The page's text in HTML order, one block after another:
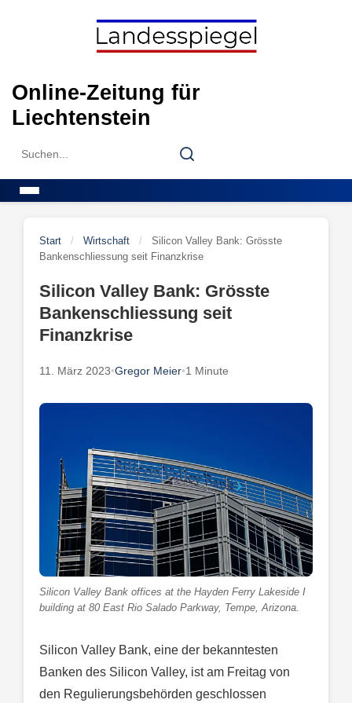
Online-Zeitung für
Liechtenstein
Search
Search
Start / Wirtschaft /
Silicon Valley Bank: Grösste
Bankenschliessung seit Finanzkrise
Silicon Valley Bank: Grösste
Bankenschliessung seit
Finanzkrise
11. März 2023•Gregor Meier•1 Minute
Silicon Valley Bank offices at the Hayden Ferry Lakeside I
building at 80 East Rio Salado Parkway, Tempe, Arizona.
Silicon Valley Bank, eine der bekanntesten
Banken des Silicon Valley, ist am Freitag von
den Regulierungsbehörden geschlossen